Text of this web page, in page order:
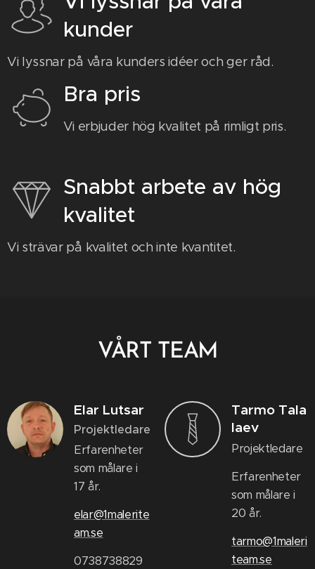
kunder
Vi lyssnar på våra kunders idéer och ger råd.
Bra pris
Vi erbjuder hög kvalitet på rimligt pris.
Snabbt arbete av hög
kvalitet
Vi strävar på kvalitet och inte kvantitet.
VÅRT TEAM
Elar Lutsar
Projektledare
Erfarenheter
som målare i
17 år.
elar@1malerite
am.se
0738738829
Tarmo Tala
laev
Projektledare
Erfarenheter
som målare i
20 år.
tarmo@1maleri
team.se